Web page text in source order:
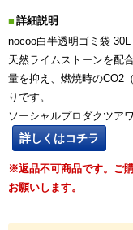
詳細説明
nocoo白半透明ゴミ袋
天然ライムストーンを配
量を抑え、燃焼時のCO2
りです。
ソーシャルプロダクツア
詳しくはコチラ
※返品不可商品です。ご
お願いします。